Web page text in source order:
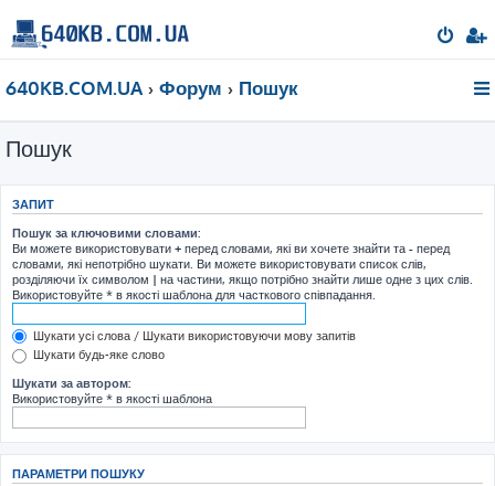
640KB.COM.UA Форум Пошук
Пошук
ЗАПИТ
Пошук за ключовими словами:
Ви можете використовувати + перед словами, які ви хочете знайти та - перед
словами, які непотрібно шукати. Ви можете використовувати список слів,
розділяючи їх символом | на частини, якщо потрібно знайти лише одне з цих слів.
Використовуйте * в якості шаблона для часткового співпадання.
Шукати усі слова / Шукати використовуючи мову запитів
Шукати будь-яке слово
Шукати за автором:
Використовуйте * в якості шаблона
ПАРАМЕТРИ ПОШУКУ